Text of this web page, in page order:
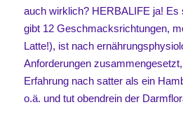
auch wirklich? HERBALIFE ja!
gibt 12 Geschmacksrichtungen,
Latte!), ist nach
Anforderungen
Erfahrung nach satter als ein
o.ä. und tut obendrein der